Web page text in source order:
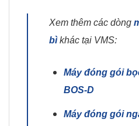
Xem thêm các dòng
bìkhác tại VMS:
Máy đóng gói
BOS-D
Máy đóng gói